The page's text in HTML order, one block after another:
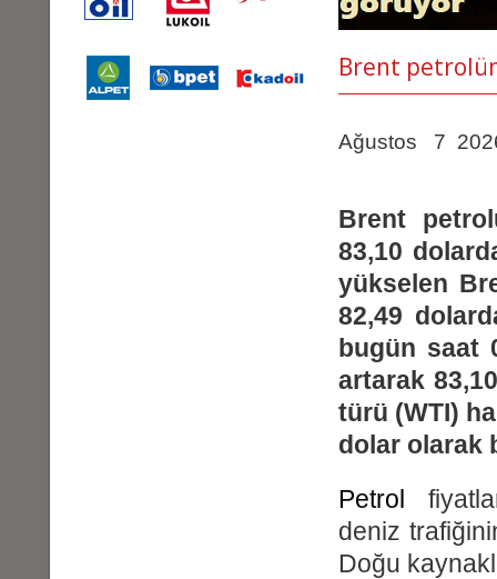
Brent
Ağustos 7
Brent
83,10
yükselen
82,49
bugün saat
artarak
türü (WTI)
dolar olarak
Petrol
deniz
Doğu